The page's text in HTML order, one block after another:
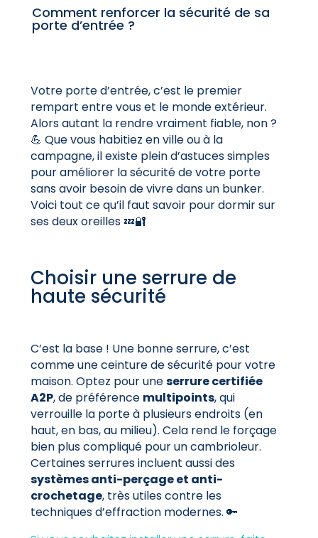
Comment renforcer la sécurité de sa
porte d’entrée ?
Votre porte d’entrée, c’est le premier
rempart entre vous et le monde extérieur.
Alors autant la rendre vraiment fiable, non ?
💪 Que vous habitiez en ville ou à la
campagne, il existe plein d’astuces simples
pour améliorer la sécurité de votre porte
sans avoir besoin de vivre dans un bunker.
Voici tout ce qu’il faut savoir pour dormir sur
ses deux oreilles 💤🔐
Choisir une serrure de
haute sécurité
C’est la base ! Une bonne serrure, c’est
comme une ceinture de sécurité pour votre
maison. Optez pour uneserrure certifiée
A2P, de préférence multipoints, qui
verrouille la porte à plusieurs endroits (en
haut, en bas, au milieu). Cela rend le forçage
bien plus compliqué pour un cambrioleur.
Certaines serrures incluent aussi des
systèmes anti-perçage et anti-
crochetage, très utiles contre les
techniques d’effraction modernes. 🔑